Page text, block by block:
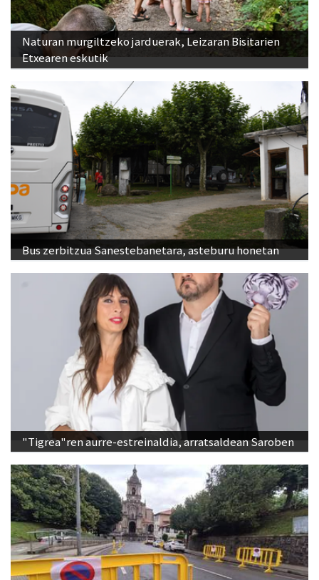
Naturan murgiltzeko jarduerak, Leizaran Bisitarien
Etxearen eskutik
Bus zerbitzua Sanestebanetara, asteburu honetan
"Tigrea"ren aurre-estreinaldia, arratsaldean Saroben